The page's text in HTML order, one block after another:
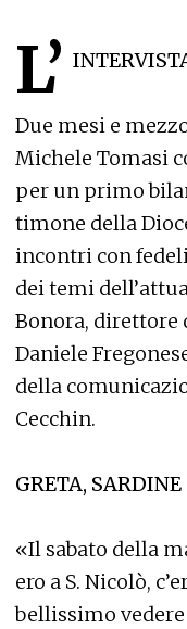
L’
Due mesi e
Michele Tomasi
per un primo
timone della
incontri con
dei temi
Bonora, direttore
Daniele
della
Cecchin.
GRETA, SARDINE
«Il sabato della
ero a S. Nicolò,
bellissimo